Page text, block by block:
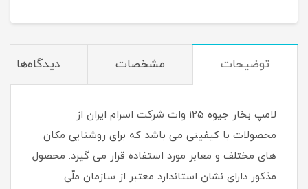
توضیحات مشخصات دیدگاه‌ها
لامپ بخار جیوه 125 وات شرکت اسرام ایران از
محصولات با کیفیتی می باشد که برای روشنایی مکان
های مختلف و معابر مورد استفاده قرار می گیرد. محصول
مذکور دارای نشان استاندارد معتبر از سازمان ملّی